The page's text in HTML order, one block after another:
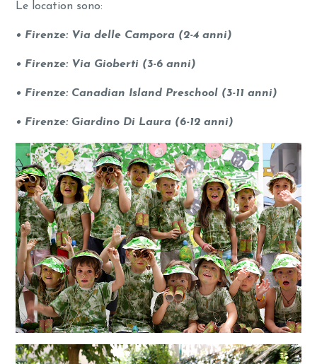
Le location sono:
• Firenze: Via delle Campora (2-4 anni)
• Firenze: Via Gioberti (3-6 anni)
• Firenze: Canadian Island Preschool (3-11 anni)
• Firenze: Giardino Di Laura (6-12 anni)